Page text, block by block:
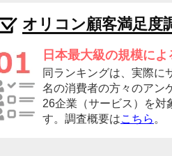
オリコン顧客満足度
日本最大級の規模に
同ランキングは、実際に
名の消費者の方々のアン
26企業（サービス）を対
す。調査概要はこちら 。